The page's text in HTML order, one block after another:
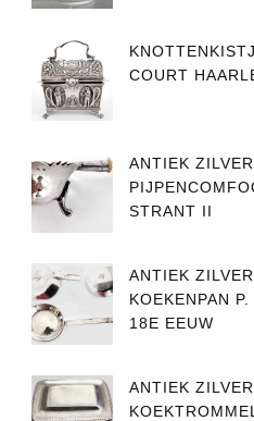
COURT
ANTIEK
STRANT II
ANTIEK
KOEKENPAN
18E EEUW
ANTIEK